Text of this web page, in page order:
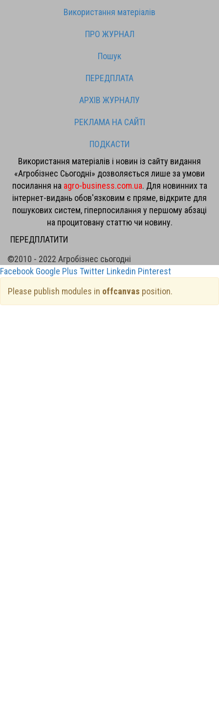
Використання матеріалів
ПРО ЖУРНАЛ
Пошук
ПЕРЕДПЛАТА
АРХІВ ЖУРНАЛУ
РЕКЛАМА НА САЙТІ
ПОДКАСТИ
Використання матеріалів і новин із сайту видання
«Агробізнес Сьогодні» дозволяється лише за умови
посилання на agro-business.com.ua. Для новинних та
інтернет-видань обов'язковим є пряме, відкрите для
пошукових систем, гіперпосилання у першому абзаці
на процитовану статтю чи новину.
ПЕРЕДПЛАТИТИ
©2010 - 2022 Агробізнес сьогодні
Facebook Google Plus Twitter Linkedin Pinterest
Please publish modules in offcanvas position.